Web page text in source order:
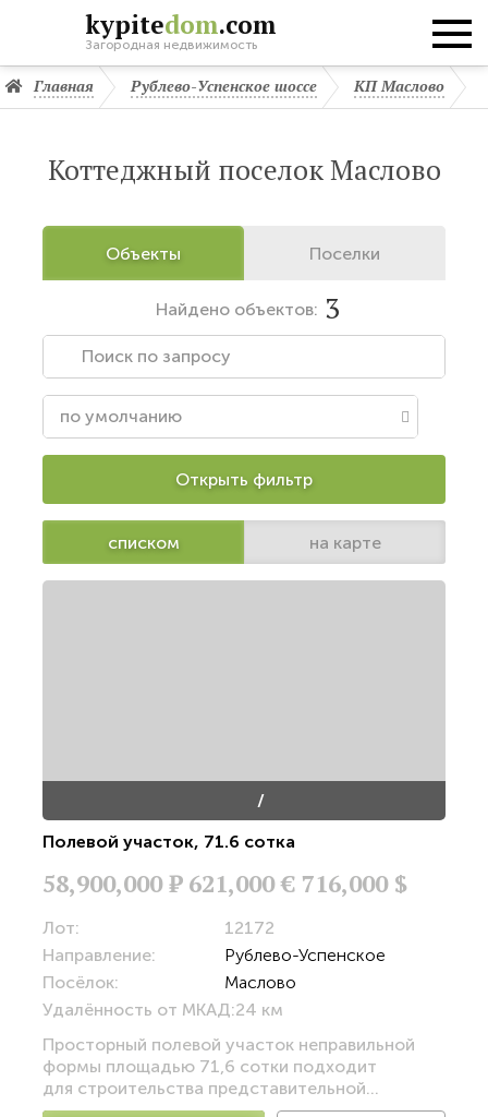
kypitedom.com
Загородная недвижимость
Главная Рублево-Успенское шоссе КП Маслово
Коттеджный поселок Маслово
Объекты Поселки
Найденообъектов: 3
Открыть фильтр
списком на карте
/
Полевой участок, 71.6 сотка
58,900,000Р 621,000 € 716,000 $
Лот:
12172
Направление:
Рублево-Успенское
Посёлок:
Маслово
Удалённость от МКАД:24 км
Просторный полевой участок неправильной
формы площадью 71,6 сотки подходит
для строительства представительной...